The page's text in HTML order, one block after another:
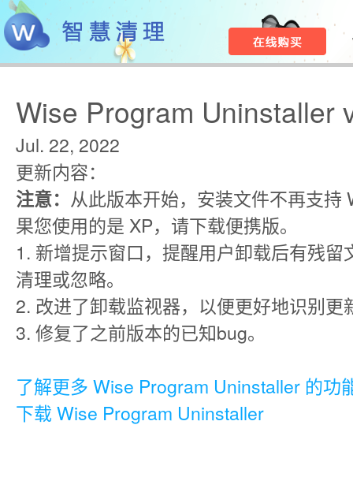
Wise Program Uninstaller
Jul. 22, 2022
更新内容：
注意： 从此版本开始，安装文件不再支持
果您使用的是 XP，请下载便携版。
1. 新增提示窗口，提醒用户卸载后有残
清理或忽略。
2. 改进了卸载监视器，以便更好地识别更
3. 修复了之前版本的已知bug。
了解更多 Wise Program Uninstaller 的功
下载 Wise Program Uninstaller